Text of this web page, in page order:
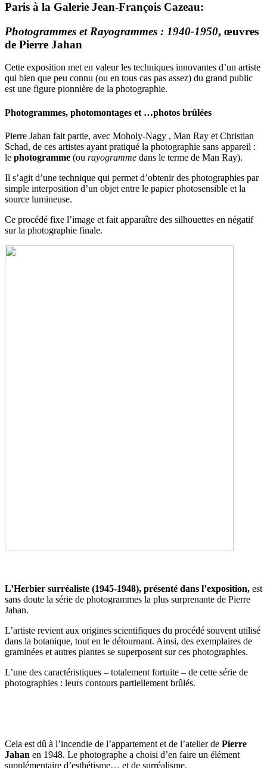
Paris à la Galerie Jean-François Cazeau:
Photogrammes et Rayogrammes : 1940-1950, œuvres
de Pierre Jahan
Cette exposition met en valeur les techniques innovantes d’un artiste
qui bien que peu connu (ou en tous cas pas assez) du grand public
est une figure pionnière de la photographie.
Photogrammes, photomontages et …photos brûlées
Pierre Jahan fait partie, avec Moholy-Nagy , Man Ray et Christian
Schad, de ces artistes ayant pratiqué la photographie sans appareil :
le photogramme (ou rayogramme dans le terme de Man Ray).
Il s’agit d’une technique qui permet d’obtenir des photographies par
simple interposition d’un objet entre le papier photosensible et la
source lumineuse.
Ce procédé fixe l’image et fait apparaître des silhouettes en négatif
sur la photographie finale.
L’Herbier surréaliste (1945-1948), présenté dans l’exposition, est
sans doute la série de photogrammes la plus surprenante de Pierre
Jahan.
L’artiste revient aux origines scientifiques du procédé souvent utilisé
dans la botanique, tout en le détournant. Ainsi, des exemplaires de
graminées et autres plantes se superposent sur ces photographies.
L’une des caractéristiques – totalement fortuite – de cette série de
photographies : leurs contours partiellement brûlés.
Cela est dû à l’incendie de l’appartement et de l’atelier de Pierre
Jahan en 1948. Le photographe a choisi d’en faire un élément
supplémentaire d’esthétisme… et de surréalisme.